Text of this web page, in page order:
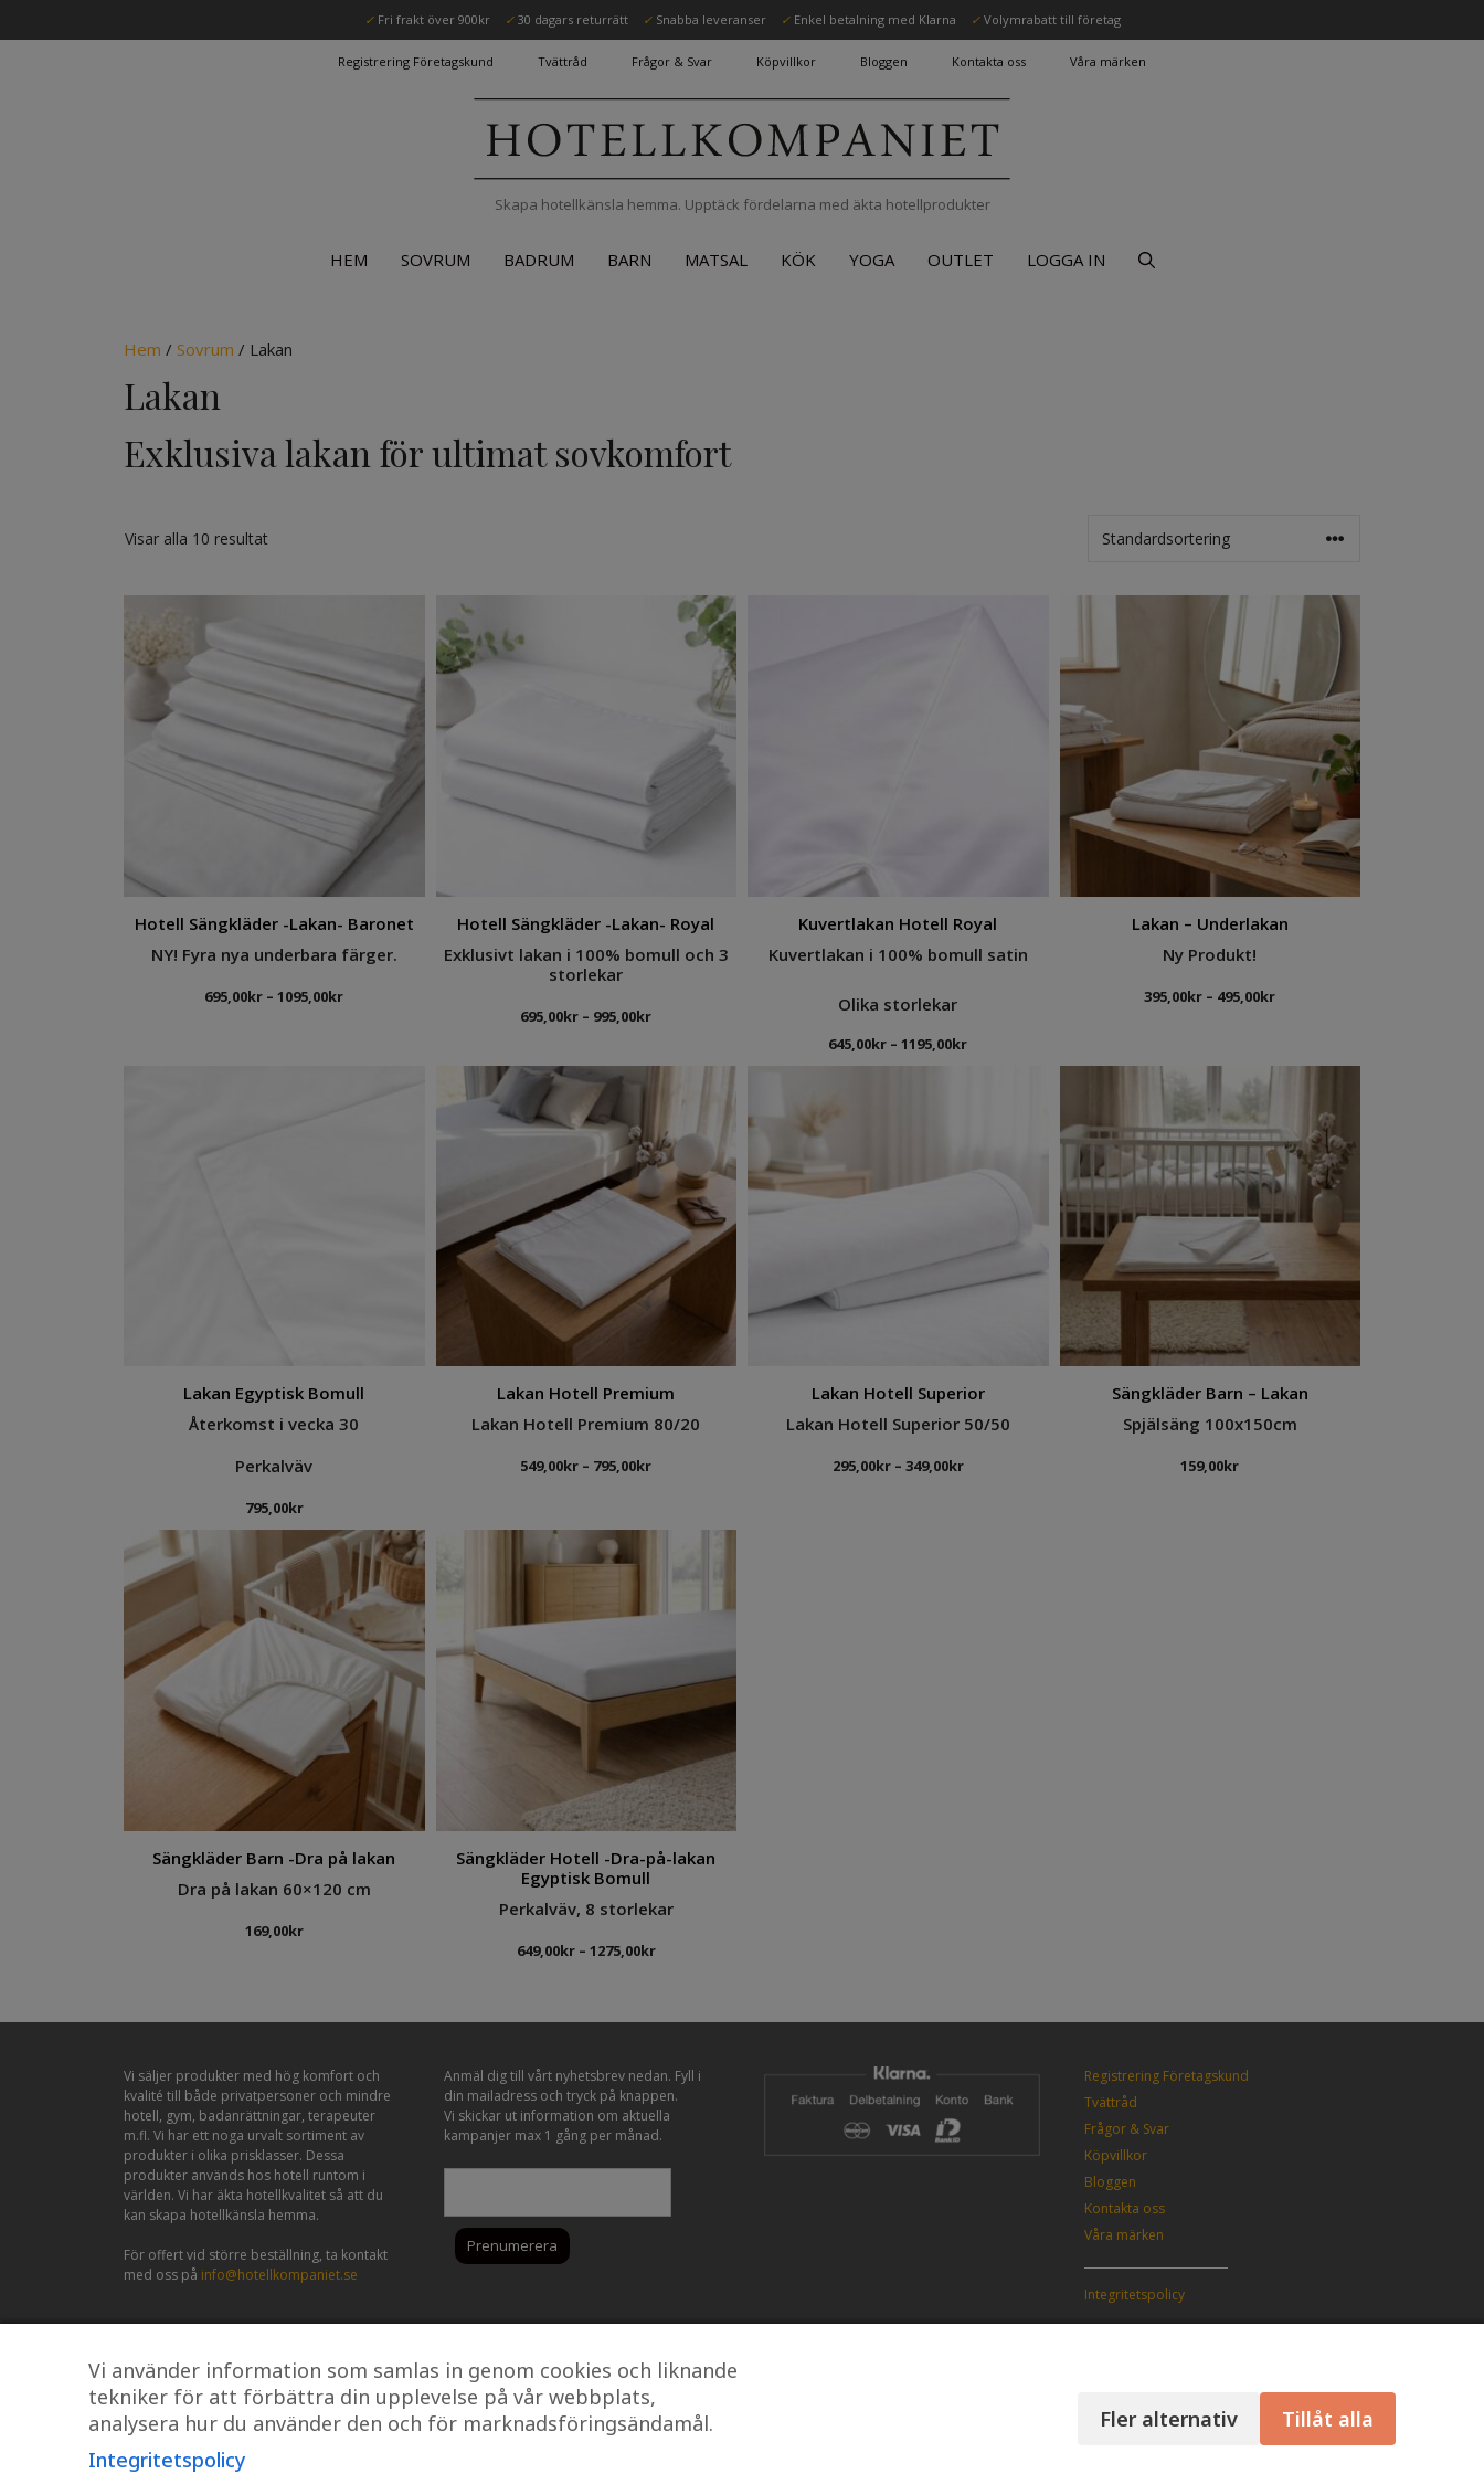
till
✓ Fri frakt över 900kr ✓ 30 dagars returrätt ✓ Snabba leveranser ✓ Enkel betalning med Klarna ✓ Volymrabatt till företag
Registrering Företagskund Tvättråd Frågor & Svar Köpvillkor Bloggen Kontakta oss Våra märken
Skapa hotellkänsla hemma. Upptäck fördelarna med äkta hotellprodukter
HEM SOVRUM BADRUM BARN MATSAL KÖK YOGA OUTLET LOGGA IN
Hem / Sovrum / Lakan
Lakan
Exklusiva lakan för ultimat sovkomfort
Visar alla 10 resultat
Hotell Sängkläder -Lakan- Baronet
NY! Fyra nya underbara färger.
695,00kr – 1095,00krPrisintervall:
Hotell Sängkläder -Lakan- Royal
Exklusivt lakan i 100% bomull och 3
storlekar
695,00kr – 995,00krPrisintervall:
Kuvertlakan Hotell Royal
Kuvertlakan i 100% bomull satin
Olika storlekar
645,00kr – 1195,00krPrisintervall:
Lakan – Underlakan
Ny Produkt!
395,00kr – 495,00krPrisintervall:
Lakan Egyptisk Bomull
Återkomst i vecka 30
Perkalväv
795,00kr
Lakan Hotell Premium
Lakan Hotell Premium 80/20
549,00kr – 795,00krPrisintervall:
795,00kr
Lakan Hotell Superior
Lakan Hotell Superior 50/50
295,00kr – 349,00krPrisintervall:
Sängkläder Barn – Lakan
Spjälsäng 100x150cm
159,00kr
Sängkläder Barn -Dra på lakan
Dra på lakan 60×120 cm
169,00kr
Sängkläder Hotell -Dra-på-lakan
Egyptisk Bomull
Perkalväv, 8 storlekar
649,00kr – 1275,00krPrisintervall:
Vi säljer produkter med hög komfort och
kvalité till både privatpersoner och mindre
hotell, gym, badanrättningar, terapeuter
m.fl. Vi har ett noga urvalt sortiment av
produkter i olika prisklasser. Dessa
produkter används hos hotell runtom i
världen. Vi har äkta hotellkvalitet så att du
kan skapa hotellkänsla hemma.
För offert vid större beställning, ta kontakt
med oss på info@hotellkompaniet.se
Anmäl dig till vårt nyhetsbrev nedan. Fyll i
din mailadress och tryck på knappen.
Vi skickar ut information om aktuella
kampanjer max 1 gång per månad.
Registrering Företagskund
Tvättråd
Frågor & Svar
Köpvillkor
Bloggen
Kontakta oss
Våra märken
Integritetspolicy
Vi använder information som samlas in genom cookies och liknande
tekniker för att förbättra din upplevelse på vår webbplats,
analysera hur du använder den och för marknadsföringsändamål.
Integritetspolicy
Fler alternativ Tillåt alla